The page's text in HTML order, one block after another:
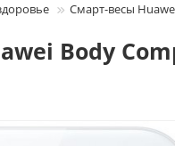
Смарт-весы
Body